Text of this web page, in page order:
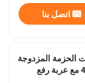
اتصل بنا
الحزمة المزدوجة